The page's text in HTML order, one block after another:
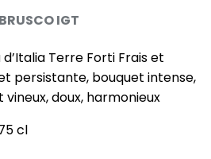
IGT
Terre Forti Frais et
persistante, bouquet intense,
doux, harmonieux
cl